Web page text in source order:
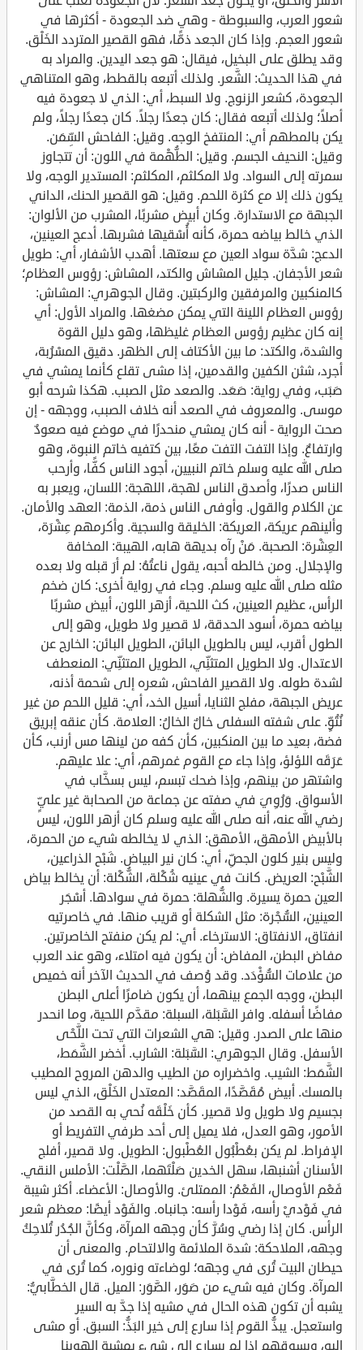
شعور العرب، والسبوطة - وهي ضد الجعودة - أكثرها في
شعور العجم. وإذا كان الجعد ذمًّا، فهو القصير المتردد الخَلْق.
وقد يطلق على البخيل، فيقال: هو جعد اليدين. والمراد به
في هذا الحديث: الشَّعر. ولذلك أتبعه بالقطط، وهو المتناهي
الجعودة، كشعر الزنوج. ولا السبط، أي: الذي لا جعودة فيه
أصلاً؛ ولذلك أتبعه فقال: كان جعدًا رجلاً. كان جعدًا رجلاً، ولم
يكن بالمطهم أي: المنتفخ الوجه. وقيل: الفاحش السِّمَن.
وقيل: النحيف الجسم. وقيل: الطُّهْمة في اللون: أن تتجاوز
سمرته إلى السواد. ولا المكلثم، المكلثم: المستدير الوجه، ولا
يكون ذلك إلا مع كثرة اللحم. وقيل: هو القصير الحنك، الداني
الجبهة مع الاستدارة. وكان أبيض مشربًا، المشرب من الألوان:
الذي خالط بياضه حمرة، كأنه أُسْقيها فشربها. أدعج العينين،
الدعج: شدَّة سواد العين مع سعتها. أهدب الأشفار، أي: طويل
شعر الأجفان. جليل المشاش والكتد، المشاش: رؤوس العظام؛
كالمنكبين والمرفقين والركبتين. وقال الجوهري: المشاش:
رؤوس العظام اللينة التي يمكن مضغها. والمراد الأول: أي
إنه كان عظيم رؤوس العظام غليظها، وهو دليل القوة
والشدة، والكتد: ما بين الأكتاف إلى الظهر. دقيق المسْرُبة،
أجرد، شثن الكفين والقدمين، إذا مشى تقلع كأنما يمشي في
صَبَب، وفي رواية: صَعَد. والصعد مثل الصبب. هكذا شرحه أبو
موسى. والمعروف في الصعد أنه خلاف الصبب، ووجهه - إن
صحت الرواية - أنه كان يمشي منحدرًا في موضع فيه صعودٌ
وارتفاعٌ. وإذا التفت التفت معًا، بين كتفيه خاتم النبوة، وهو
صلى الله عليه وسلم خاتم النبيين، أجود الناس كفًّا، وأرحب
الناس صدرًا، وأصدق الناس لهجة، اللهجة: اللسان، ويعبر به
عن الكلام والقول. وأوفى الناس ذمة، الذمة: العهد والأمان.
وألينهم عريكة، العريكة: الخليقة والسجية. وأكرمهم عِشْرَة،
العِشْرة: الصحبة. مَنْ رآه بديهة هابه، الهيبة: المخافة
والإجلال. ومن خالطه أحبه، يقول ناعتُهُ: لم أرَ قبله ولا بعده
مثله صلى الله عليه وسلم. وجاء في رواية أخرى: كان ضخم
الرأس، عظيم العينين، كث اللحية، أزهر اللون، أبيض مشربًا
بياضه حمرة، أسود الحدقة، لا قصير ولا طويل، وهو إلى
الطول أقرب، ليس بالطويل البائن، الطويل البائن: الخارج عن
الاعتدال. ولا الطويل المتثنِّي، الطويل المتثنِّي: المنعطف
لشدة طوله. ولا القصير الفاحش، شعره إلى شحمة أذنه،
عريض الجبهة، مفلج الثنايا، أسيل الخد، أي: قليل اللحم من غير
نُتُوٍّ. على شفته السفلى خالٌ الخالُ: العلامة. كأن عنقه إبريق
فضة، بعيد ما بين المنكبين، كأن كفه من لينها مس أرنب، كأن
عَرَقَه اللؤلؤ، وإذا جاء مع القوم غمرهم، أي: علا عليهم.
واشتهر من بينهم، وإذا ضحك تبسم، ليس بسخَّاب في
الأسواق. وَرُوِيَ في صفته عن جماعة من الصحابة غير عليٍّ
رضي الله عنه، أنه صلى الله عليه وسلم كان أزهر اللون، ليس
بالأبيض الأمهق، الأمهق: الذي لا يخالطه شيء من الحمرة،
وليس بنير كلون الجصِّ، أي: كان نير البياض. شَبْح الذراعين،
الشَّبْح: العريض. كانت في عينيه شُكْلة، الشُّكْلة: أن يخالط بياض
العين حمرة يسيرة. والشُّهلة: حمرة في سوادها. أسْجَر
العينين، السُّجْرة: مثل الشكلة أو قريب منها. في خاصرتيه
انفتاق، الانفتاق: الاسترخاء. أي: لم يكن منفتح الخاصرتين.
مفاض البطن، المفاض: أن يكون فيه امتلاء، وهو عند العرب
من علامات السُّؤْدَد. وقد وُصف في الحديث الآخر أنه خميص
البطن، ووجه الجمع بينهما، أن يكون ضامرًا أعلى البطن
مفاضًا أسفله. وافر السَّبَلة، السبلة: مقدَّم اللحية، وما انحدر
منها على الصدر. وقيل: هي الشعرات التي تحت اللَّحْى
الأسفل. وقال الجوهري: السَّبَلة: الشارب. أخضر الشَّمَط،
الشَّمَط: الشيب. واخضراره من الطيب والدهن المروح المطيب
بالمسك. أبيض مُقَصَّدًا، المقَصَّد: المعتدل الخَلْق، الذي ليس
بجسيم ولا طويل ولا قصير. كأن خَلْقَه نُحي به القصد من
الأمور، وهو العدل، فلا يميل إلى أحد طرفي التفريط أو
الإفراط. لم يكن بعُطْبُول العُطْبول: الطويل. ولا قصير، أفلج
الأسنان أشنبها، سهل الخدين صَلْتَهما، الصَّلْت: الأملس النقي.
فَعْم الأوصال، الفَعْمُ: الممتلئ. والأوصال: الأعضاء. أكثر شيبة
في فَوْديْ رأسه، فَوْدا رأسه: جانباه. والفَوْد أيضًا: معظم شعر
الرأس. كان إذا رضي وسُرَّ كأن وجهه المرآة، وكأنَّ الجُدُر تُلاحِكُ
وجهه، الملاحكة: شدة الملائمة والالتحام. والمعنى أن
حيطان البيت تُرى في وجهه؛ لوضاءته ونوره، كما تُرى في
المرآة. وكان فيه شيء من صَوَر، الصَّوَر: الميل. قال الخطَّابيُّ:
يشبه أن تكون هذه الحال في مشيه إذا جدَّ به السير
واستعجل. يبذُّ القوم إذا سارع إلى خير البَذُّ: السبق. أو مشى
إليه، ويسوقهم إذا لم يسارع إلى شيء بمشية الهوينا